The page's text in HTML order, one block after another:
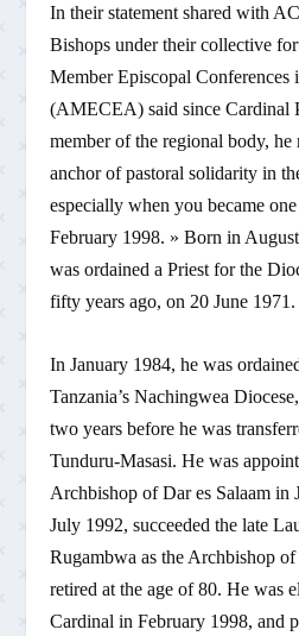
In their statement shared with
Bishops under their collective
Member Episcopal Conferences
(AMECEA) said since Cardinal
member of the regional body, he
anchor of pastoral solidarity in
especially when you became
February 1998. » Born in
was ordained a Priest for the
fifty years ago, on 20 June 1971.
In January 1984, he was
Tanzania’s Nachingwea
two years before he was
Tunduru-Masasi. He was
Archbishop of Dar es Salaam in
July 1992, succeeded the late
Rugambwa as the Archbishop
retired at the age of 80. He was
Cardinal in February 1998, and